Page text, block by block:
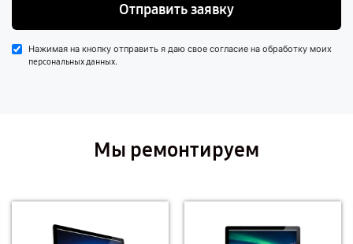
Отправить заявку
Нажимая на кнопку отправить я даю свое согласие на обработку моих
персональных данных.
Мы ремонтируем